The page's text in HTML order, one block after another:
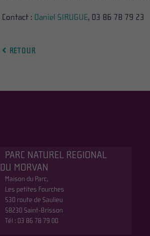
Contact : Daniel SIRUGUE, 03 86 78 79 23
RETOUR
PARC NATUREL REGIONAL
DU MORVAN
Maison du Parc,
Les petites Fourches
530 route de Saulieu
58230 Saint-Brisson
Tél : 03 86 78 79 00